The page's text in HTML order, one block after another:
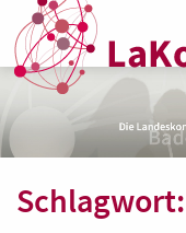
Schlagwort: